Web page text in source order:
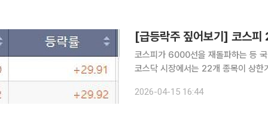
코스피가 6000선을 재돌파하는 등
코스닥 시장에서는 22개 종목이 상한
2026-04-15 16:44